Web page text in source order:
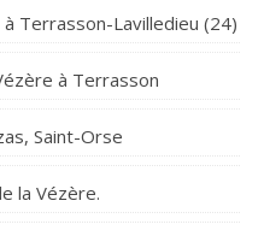
Terrasson-Lavilledieu (24)
à Terrasson
Saint-Orse
la Vézère.